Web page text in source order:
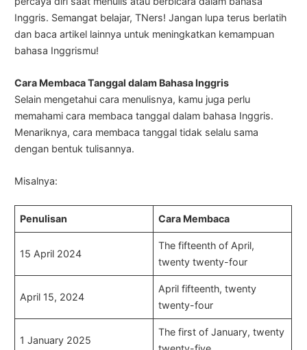
Inggris. Semangat belajar, TNers! Jangan lupa terus berlatih
dan baca artikel lainnya untuk meningkatkan kemampuan
bahasa Inggrismu!
Cara Membaca Tanggal dalam Bahasa Inggris
Selain mengetahui cara menulisnya, kamu juga perlu
memahami cara membaca tanggal dalam bahasa Inggris.
Menariknya, cara membaca tanggal tidak selalu sama
dengan bentuk tulisannya.
Misalnya:
Penulisan Cara Membaca
15 April 2024
The fifteenth of April,
twenty twenty-four
April 15, 2024
April fifteenth, twenty
twenty-four
1 January 2025
The first of January, twenty